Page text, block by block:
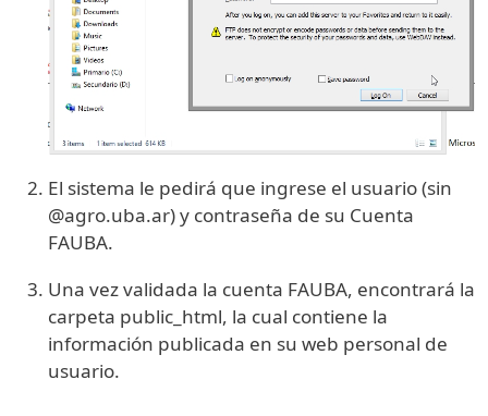
El sistema le pedirá que ingrese el usuario (sin
@agro.uba.ar) y contraseña de su Cuenta
FAUBA.
Una vez validada la cuenta FAUBA, encontrará la
carpeta public_html, la cual contiene la
información publicada en su web personal de
usuario.